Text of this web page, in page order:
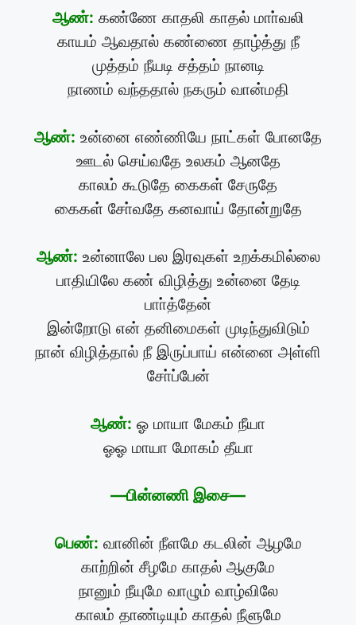
ஆண்: கண்ணே காதலி காதல் மாா்வலி
காயம் ஆவதால் கண்ணை தாழ்த்து நீ
முத்தம் நீயடி சத்தம் நானடி
நாணம் வந்ததால் நகரும் வான்மதி
ஆண்: உன்னை எண்ணியே நாட்கள் போனதே
ஊடல் செய்வதே உலகம் ஆனதே
காலம் கூடுதே கைகள் சேருதே
கைகள் சோ்வதே கனவாய் தோன்றுதே
ஆண்: உன்னாலே பல இரவுகள் உறக்கமில்லை
பாதியிலே கண் விழித்து உன்னை தேடி
பாா்த்தேன்
இன்றோடு என் தனிமைகள் முடிந்துவிடும்
நான் விழித்தால் நீ இருப்பாய் என்னை அள்ளி
சோ்ப்பேன்
ஆண்: ஓ மாயா மேகம் நீயா
ஓஓ மாயா மோகம் தீயா
—பின்னணி இசை—
பெண்: வானின் நீளமே கடலின் ஆழமே
காற்றின் சீழமே காதல் ஆகுமே
நானும் நீயுமே வாழும் வாழ்விலே
காலம் தாண்டியும் காதல் நீளுமே